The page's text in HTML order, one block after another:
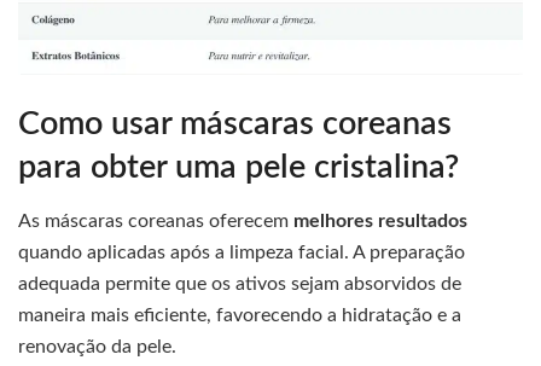
Como usar máscaras coreanas
para obter uma pele cristalina?
As máscaras coreanas oferecem melhores resultados
quando aplicadas após a limpeza facial. A preparação
adequada permite que os ativos sejam absorvidos de
maneira mais eficiente, favorecendo a hidratação e a
renovação da pele.